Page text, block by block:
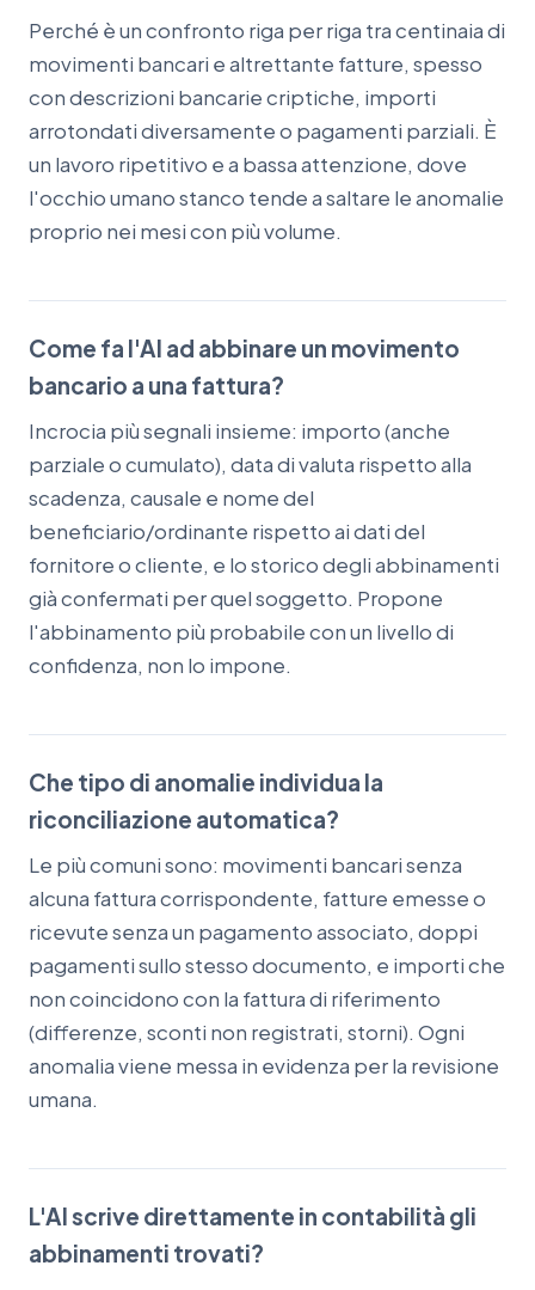
Perché è un confronto riga per riga tra centinaia di
movimenti bancari e altrettante fatture, spesso
con descrizioni bancarie criptiche, importi
arrotondati diversamente o pagamenti parziali. È
un lavoro ripetitivo e a bassa attenzione, dove
l'occhio umano stanco tende a saltare le anomalie
proprio nei mesi con più volume.
Come fa l'AI ad abbinare un movimento
bancario a una fattura?
Incrocia più segnali insieme: importo (anche
parziale o cumulato), data di valuta rispetto alla
scadenza, causale e nome del
beneficiario/ordinante rispetto ai dati del
fornitore o cliente, e lo storico degli abbinamenti
già confermati per quel soggetto. Propone
l'abbinamento più probabile con un livello di
confidenza, non lo impone.
Che tipo di anomalie individua la
riconciliazione automatica?
Le più comuni sono: movimenti bancari senza
alcuna fattura corrispondente, fatture emesse o
ricevute senza un pagamento associato, doppi
pagamenti sullo stesso documento, e importi che
non coincidono con la fattura di riferimento
(differenze, sconti non registrati, storni). Ogni
anomalia viene messa in evidenza per la revisione
umana.
L'AI scrive direttamente in contabilità gli
abbinamenti trovati?